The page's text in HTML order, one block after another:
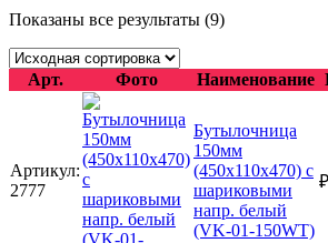
Показаны все результаты (9)
Арт. Фото Наименование
Артикул:
2777
Бутылочница
150мм
(450х110х470) с
шариковыми
напр. белый
(VK-01-150WT)
₽